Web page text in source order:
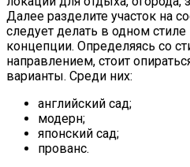
Далее разделите участок на
следует делать в одном
концепции. Определяясь со
направлением, стоит
варианты. Среди них:
английский сад;
модерн;
японский сад;
прованс.